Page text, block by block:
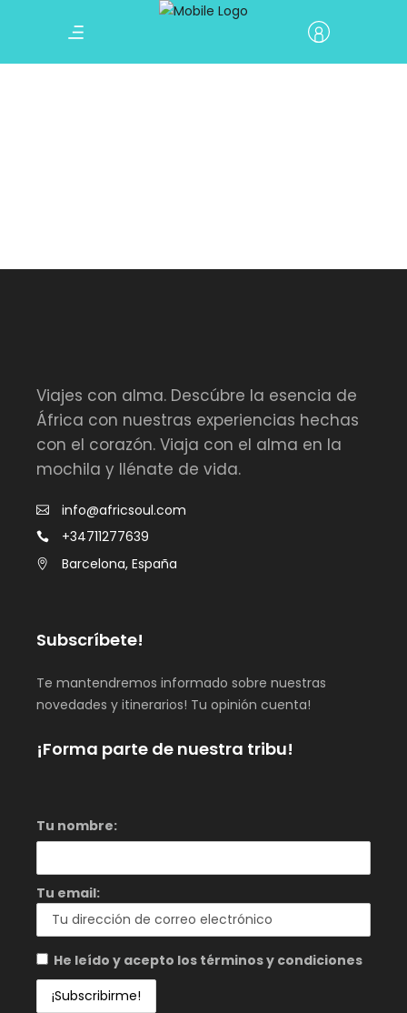
Viajes con alma. Descúbre la esencia de
África con nuestras experiencias hechas
con el corazón. Viaja con el alma en la
mochila y llénate de vida.
info@africsoul.com
+34711277639
Barcelona, España
Subscríbete!
Te mantendremos informado sobre nuestras
novedades y itinerarios! Tu opinión cuenta!
¡Forma parte de nuestra tribu!
Tu nombre:
Tu email:
He leído y acepto los términos y condiciones